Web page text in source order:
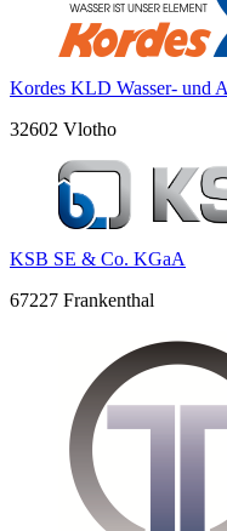
Kordes KLD Wasser- und
32602 Vlotho
KSB SE & Co. KGaA
67227 Frankenthal